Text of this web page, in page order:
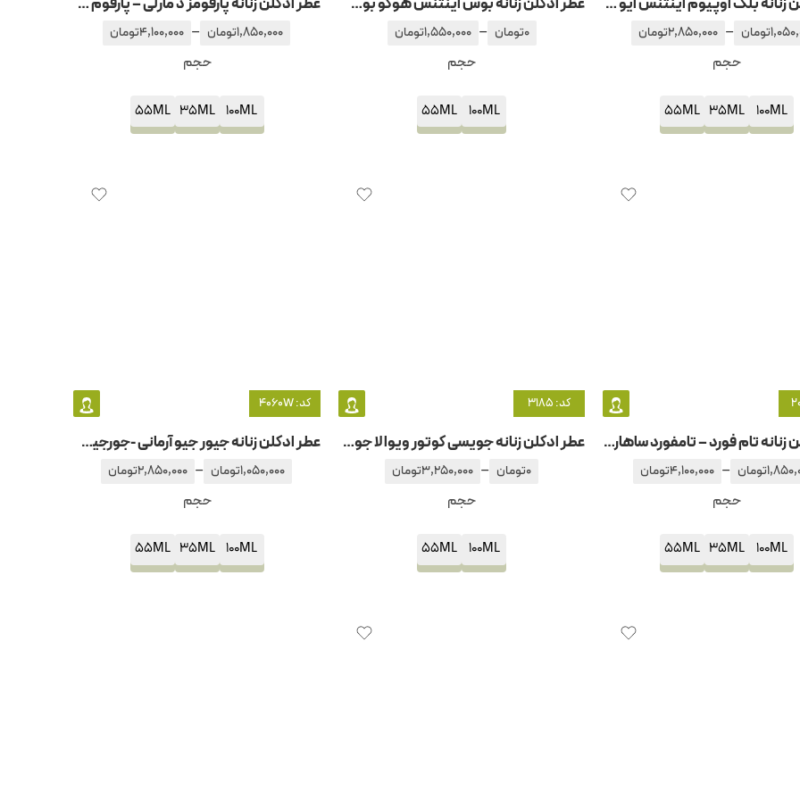
تومان –
2,850,000تومان
حجم
100ML
35ML
55ML
0تومان –
1,550,000تومان
حجم
100ML
55ML
1,850,000تومان –
4,100,000تومان
حجم
100ML
35ML
55ML
عطر ادکلن زنانه تام فورد – تامفورد ساهارا نویر
تومان –
4,100,000تومان
حجم
100ML
35ML
55ML
کد: ۳۱۸۵
عطر ادکلن زنانه جویسی کوتور ویوا لا جویسی
0تومان –
3,250,000تومان
حجم
100ML
55ML
کد: 4060W
عطر ادکلن زنانه جیور جیو آرمانی -جورجیو آرمانی آرمانی کد زنانه
1,050,000تومان –
2,850,000تومان
حجم
100ML
35ML
55ML